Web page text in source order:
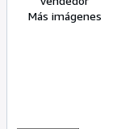
Más imágenes